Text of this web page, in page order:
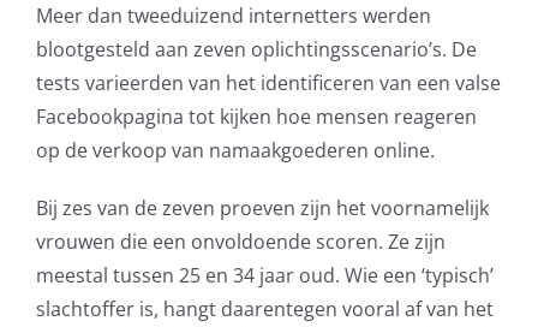
Microsoft software licenties
SLA overeenkomsten
Remote Help
WordPress SLA Contract
Contact
Meer dan tweeduizend internetters werden
blootgesteld aan zeven oplichtingsscenario’s. De
tests varieerden van het identificeren van een valse
Facebookpagina tot kijken hoe mensen reageren
op de verkoop van namaakgoederen online.
Bij zes van de zeven proeven zijn het voornamelijk
vrouwen die een onvoldoende scoren. Ze zijn
meestal tussen 25 en 34 jaar oud. Wie een ‘typisch’
slachtoffer is, hangt daarentegen vooral af van het